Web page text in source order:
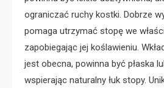
ograniczać ruchy kostki. Dobrze
pomaga utrzymać stopę we
zapobiegając jej koślawieniu.
jest obecna, powinna być płaska
wspierając naturalny łuk stopy.